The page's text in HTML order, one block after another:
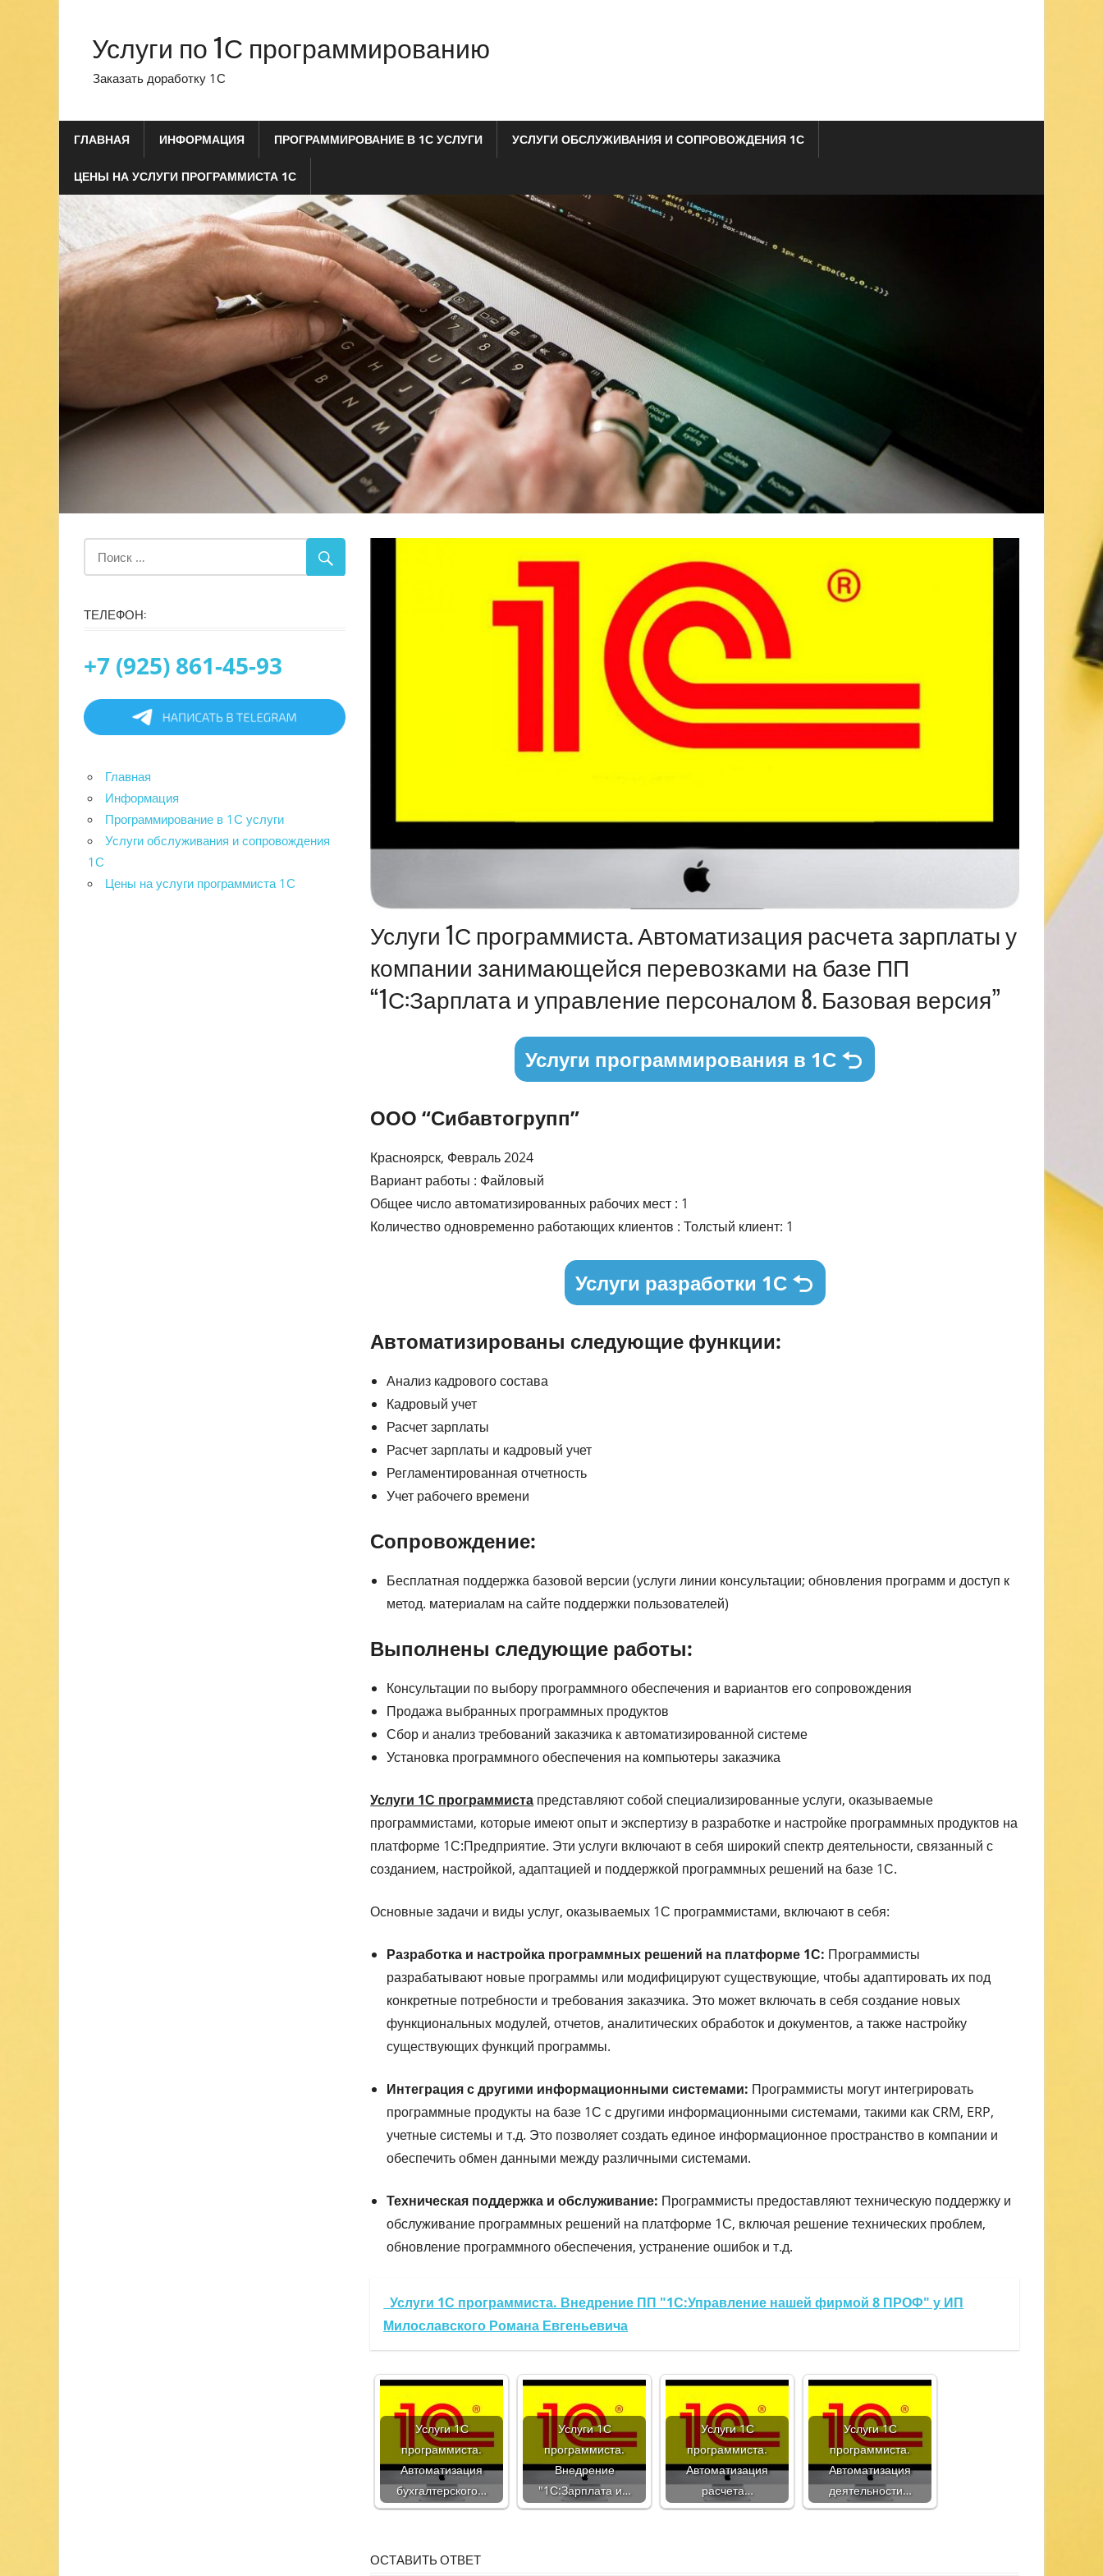
содержимому
Услуги по 1С программированию
Заказать доработку 1С
ГЛАВНАЯ ИНФОРМАЦИЯ ПРОГРАММИРОВАНИЕ В 1С УСЛУГИ УСЛУГИ ОБСЛУЖИВАНИЯ И СОПРОВОЖДЕНИЯ 1С
ЦЕНЫ НА УСЛУГИ ПРОГРАММИСТА 1С
Информация
Услуги 1С программиста. Автоматизация расчета зарплаты у
компании занимающейся перевозками на базе ПП
“1С:Зарплата и управление персоналом 8. Базовая версия”
Услуги программирования в 1С
ООО “Сибавтогрупп”
Красноярск, Февраль 2024
Вариант работы : Файловый
Общее число автоматизированных рабочих мест : 1
Количество одновременно работающих клиентов : Толстый клиент: 1
Услуги разработки 1С
Автоматизированы следующие функции:
Анализ кадрового состава
Кадровый учет
Расчет зарплаты
Расчет зарплаты и кадровый учет
Регламентированная отчетность
Учет рабочего времени
Сопровождение:
Бесплатная поддержка базовой версии (услуги линии консультации; обновления программ и доступ к
метод. материалам на сайте поддержки пользователей)
Выполнены следующие работы:
Консультации по выбору программного обеспечения и вариантов его сопровождения
Продажа выбранных программных продуктов
Сбор и анализ требований заказчика к автоматизированной системе
Установка программного обеспечения на компьютеры заказчика
Услуги 1С программиста представляют собой специализированные услуги, оказываемые
программистами, которые имеют опыт и экспертизу в разработке и настройке программных продуктов на
платформе 1С:Предприятие. Эти услуги включают в себя широкий спектр деятельности, связанный с
созданием, настройкой, адаптацией и поддержкой программных решений на базе 1С.
Основные задачи и виды услуг, оказываемых 1С программистами, включают в себя:
Разработка и настройка программных решений на платформе 1С: Программисты
разрабатывают новые программы или модифицируют существующие, чтобы адаптировать их под
конкретные потребности и требования заказчика. Это может включать в себя создание новых
функциональных модулей, отчетов, аналитических обработок и документов, а также настройку
существующих функций программы.
Интеграция с другими информационными системами: Программисты могут интегрировать
программные продукты на базе 1С с другими информационными системами, такими как CRM, ERP,
учетные системы и т.д. Это позволяет создать единое информационное пространство в компании и
обеспечить обмен данными между различными системами.
Техническая поддержка и обслуживание: Программисты предоставляют техническую поддержку и
обслуживание программных решений на платформе 1С, включая решение технических проблем,
обновление программного обеспечения, устранение ошибок и т.д.
Услуги 1С программиста. Внедрение ПП "1С:Управление нашей фирмой 8 ПРОФ" у ИП
Милославского Романа Евгеньевича
Услуги 1С
программиста.
Автоматизация
бухгалтерского…
Услуги 1С
программиста.
Внедрение
"1С:Зарплата и…
Услуги 1С
программиста.
Автоматизация
расчета…
Услуги 1С
программиста.
Автоматизация
деятельности…
ОСТАВИТЬ ОТВЕТ
ТЕЛЕФОН:
+7 (925) 861-45-93
Главная
Информация
Программирование в 1С услуги
Услуги обслуживания и сопровождения
1С
Цены на услуги программиста 1С